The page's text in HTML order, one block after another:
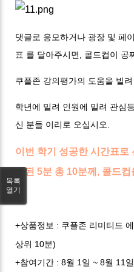
댓글로 응모하거나 광장 및 페
표 를 달아주시면, 콜드컵이 공
쿠플존 강의평가의 도움을 빌
학년에 밀려 인원에 밀려 관심
신 분들 이리로 오십시오.
이번 학기 성공한 시간표로
정된 5분 총 10분께, 콜드
+상품정보 : 쿠플존 리미티드
상위 10분)
+참여기간 : 8월 1일 ~ 8월 11
목록
열기